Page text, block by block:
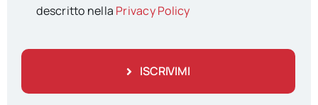
descritto nella Privacy Policy
ISCRIVIMI